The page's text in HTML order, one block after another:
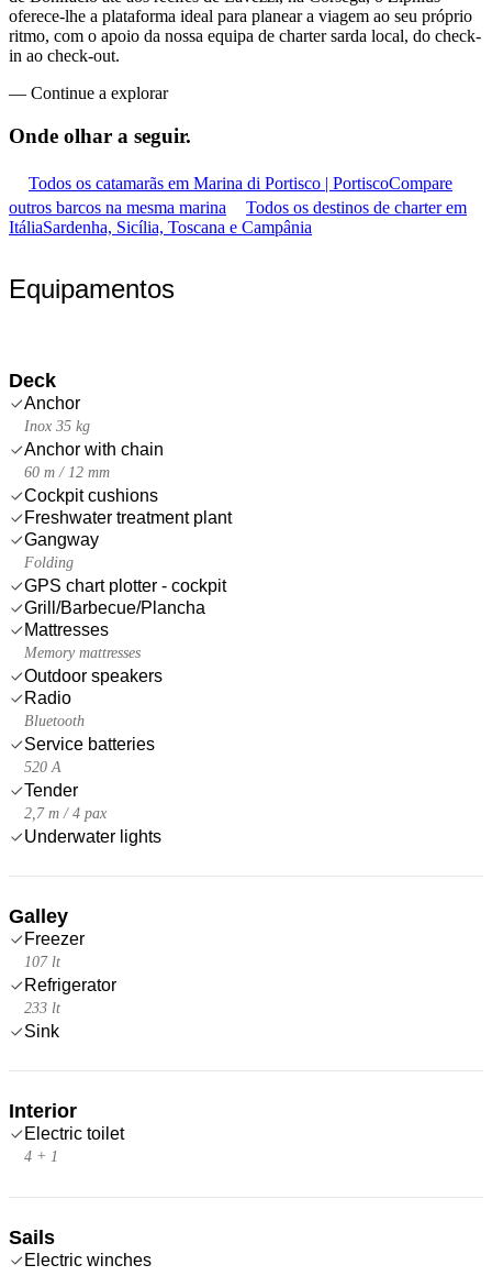
oferece-lhe a plataforma ideal para planear a viagem ao seu próprio
ritmo, com o apoio da nossa equipa de charter sarda local, do check-
in ao check-out.
— Continue a explorar
Onde olhar a seguir.
Todos os catamarãs em Marina di Portisco | PortiscoCompare
outros barcos na mesma marina
Todos os destinos de charter em
ItáliaSardenha, Sicília, Toscana e Campânia
Equipamentos
Deck
Anchor
Inox 35 kg
Anchor with chain
60 m / 12 mm
Cockpit cushions
Freshwater treatment plant
Gangway
Folding
GPS chart plotter - cockpit
Grill/Barbecue/Plancha
Mattresses
Memory mattresses
Outdoor speakers
Radio
Bluetooth
Service batteries
520 A
Tender
2,7 m / 4 pax
Underwater lights
Galley
Freezer
107 lt
Refrigerator
233 lt
Sink
Interior
Electric toilet
4 + 1
Sails
Electric winches